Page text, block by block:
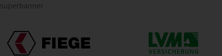
superbanner